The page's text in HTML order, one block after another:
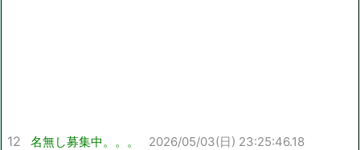
12 名無し募集中。。。 2026/05/03(日) 23:25:46.18